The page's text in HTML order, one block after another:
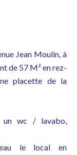
Jean Moulin, à
de 57 M² en rez-
placette de la
un wc / lavabo,
le local en